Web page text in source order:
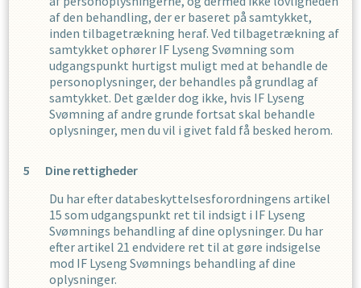
af den behandling, der er baseret på samtykket,
inden tilbagetrækning heraf. Ved tilbagetrækning af
samtykket ophører IF Lyseng Svømning som
udgangspunkt hurtigst muligt med at behandle de
personoplysninger, der behandles på grundlag af
samtykket. Det gælder dog ikke, hvis IF Lyseng
Svømning af andre grunde fortsat skal behandle
oplysninger, men du vil i givet fald få besked herom.
Dine rettigheder
Du har efter databeskyttelsesforordningens artikel
15 som udgangspunkt ret til indsigt i IF Lyseng
Svømnings behandling af dine oplysninger. Du har
efter artikel 21 endvidere ret til at gøre indsigelse
mod IF Lyseng Svømnings behandling af dine
oplysninger.